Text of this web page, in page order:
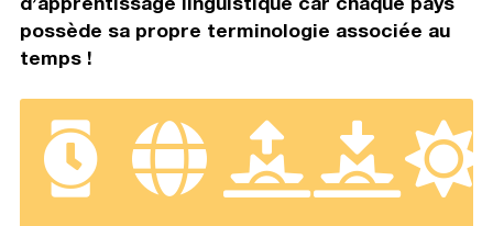
possède sa propre terminologie associée au
temps !